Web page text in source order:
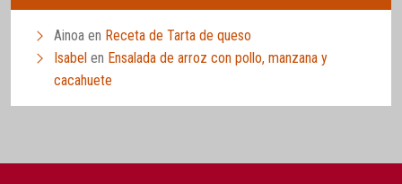
Ainoa en Receta de Tarta de queso
Isabel en Ensalada de arroz con pollo, manzana y
cacahuete